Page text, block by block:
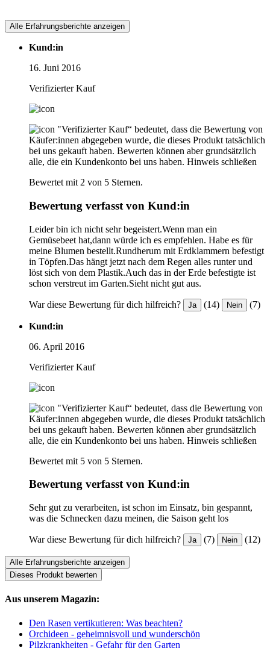
Alle Erfahrungsberichte anzeigen
Kund:in
16. Juni 2016
Verifizierter Kauf
"Verifizierter Kauf“ bedeutet, dass die Bewertung von
Käufer:innen abgegeben wurde, die dieses Produkt tatsächlich
bei uns gekauft haben. Bewerten können aber grundsätzlich
alle, die ein Kundenkonto bei uns haben. Hinweis schließen
Bewertet mit 2 von 5 Sternen.
Bewertung verfasst von Kund:in
Leider bin ich nicht sehr begeistert.Wenn man ein
Gemüsebeet hat,dann würde ich es empfehlen. Habe es für
meine Blumen bestellt.Rundherum mit Erdklammern befestigt
in Töpfen.Das hängt jetzt nach dem Regen alles runter und
löst sich von dem Plastik.Auch das in der Erde befestigte ist
schon verstreut im Garten.Sieht nicht gut aus.
War diese Bewertung für dich hilfreich? Ja (14) Nein (7)
Kund:in
06. April 2016
Verifizierter Kauf
"Verifizierter Kauf“ bedeutet, dass die Bewertung von
Käufer:innen abgegeben wurde, die dieses Produkt tatsächlich
bei uns gekauft haben. Bewerten können aber grundsätzlich
alle, die ein Kundenkonto bei uns haben. Hinweis schließen
Bewertet mit 5 von 5 Sternen.
Bewertung verfasst von Kund:in
Sehr gut zu verarbeiten, ist schon im Einsatz, bin gespannt,
was die Schnecken dazu meinen, die Saison geht los
War diese Bewertung für dich hilfreich? Ja (7) Nein (12)
Alle Erfahrungsberichte anzeigen
Dieses Produkt bewerten
Aus unserem Magazin:
Den Rasen vertikutieren: Was beachten?
Orchideen - geheimnisvoll und wunderschön
Pilzkrankheiten - Gefahr für den Garten